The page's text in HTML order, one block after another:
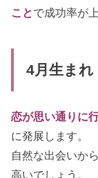
ことで成功率が
4月生まれ
恋が思い通りに
に発展します。
自然な出会いか
高いでしょう。